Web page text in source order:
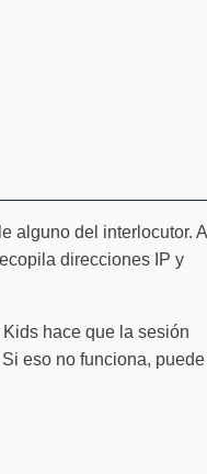
alguno del interlocutor. A
direcciones IP y
hace que la sesión
eso no funciona, puede